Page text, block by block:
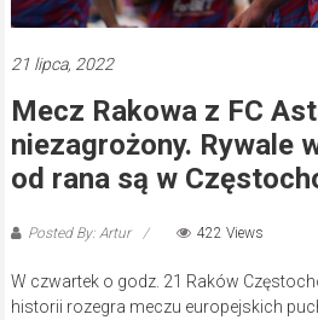
21 lipca, 2022
Mecz Rakowa z FC
niezagrożony. Rywale
od rana są w
Posted By: Artur 422 Views
W czwartek o godz. 21 Raków
historii rozegra meczu europejskich